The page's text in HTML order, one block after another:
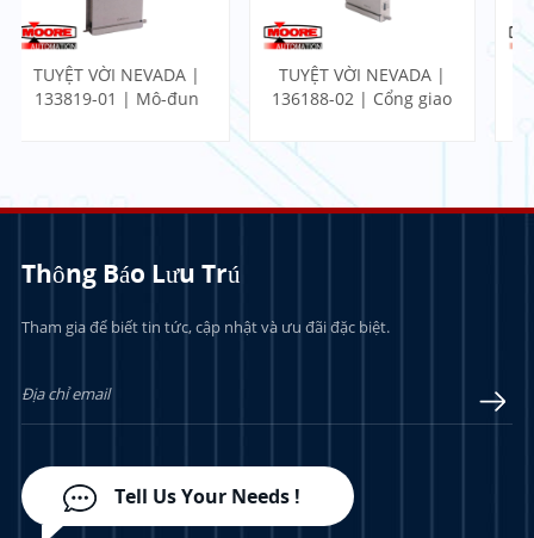
TUYỆT VỜI NEVADA |
136188-02 | Cổng giao
TUYỆT VỜI NEVADA |
140471-01 | GIÁM SÁT
PROXIMITOR W/ KẾT
Thông Báo Lưu Trú
Tham gia để biết tin tức, cập nhật và ưu đãi đặc biệt.
Tell Us Your Needs !